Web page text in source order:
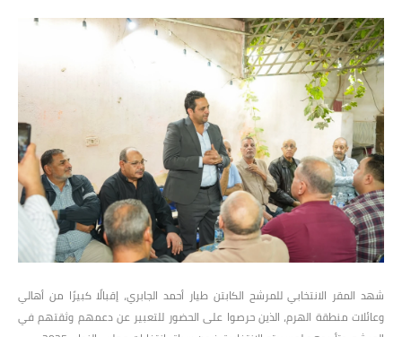
شهد المقر الانتخابي للمرشح الكابتن طيار أحمد الجابري، إقبالًا كبيرًا من أهالي
وعائلات منطقة الهرم، الذين حرصوا على الحضور للتعبير عن دعمهم وثقتهم في